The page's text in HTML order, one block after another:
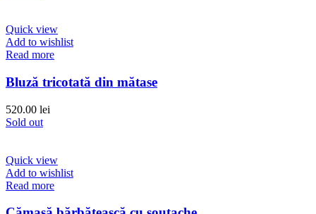
Quick view
Add to wishlist
Read more
Bluză tricotată din mătase
520.00 lei
Sold out
Quick view
Add to wishlist
Read more